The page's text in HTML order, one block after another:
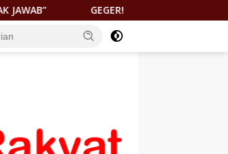
DITEMUKAN DI PANTAI KEUREA